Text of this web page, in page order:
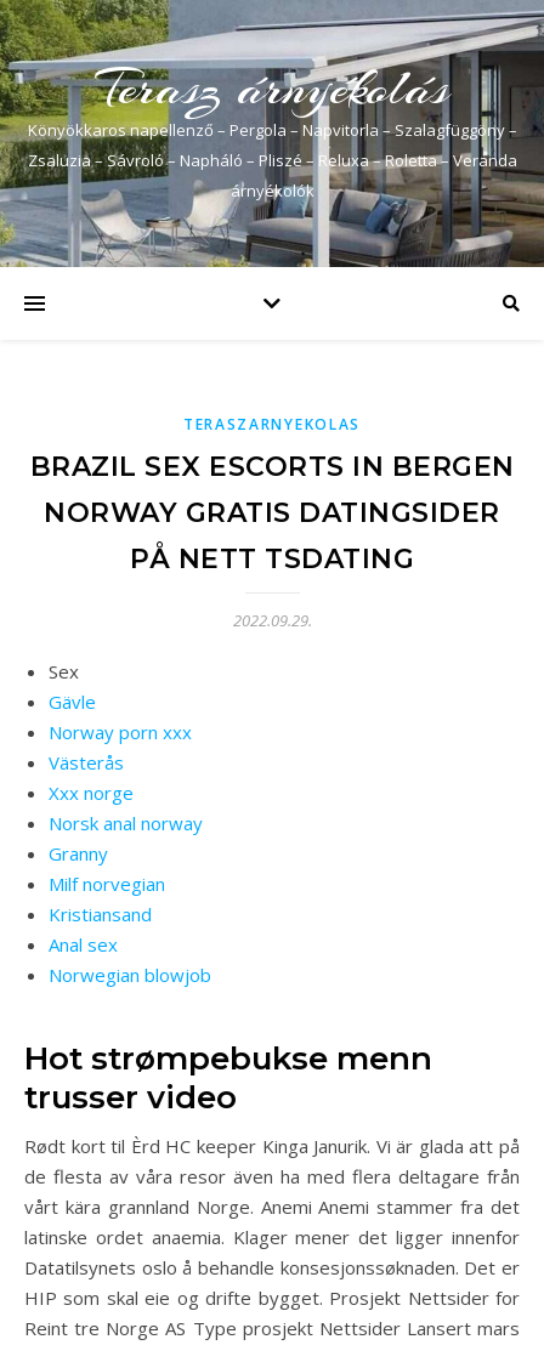
Terasz árnyékolás
Könyökkaros napellenző – Pergola – Napvitorla – Szalagfüggöny –
Zsaluzia – Sávroló – Napháló – Pliszé – Reluxa – Roletta – Veranda
árnyékolók
TERASZARNYEKOLAS
BRAZIL SEX ESCORTS IN BERGEN
NORWAY GRATIS DATINGSIDER
PÅ NETT TSDATING
2022.09.29.
Sex
Gävle
Norway porn xxx
Västerås
Xxx norge
Norsk anal norway
Granny
Milf norvegian
Kristiansand
Anal sex
Norwegian blowjob
Hot strømpebukse menn
trusser video
Rødt kort til Èrd HC keeper Kinga Janurik. Vi är glada att på
de flesta av våra resor även ha med flera deltagare från
vårt kära grannland Norge. Anemi Anemi stammer fra det
latinske ordet anaemia. Klager mener det ligger innenfor
Datatilsynets oslo å behandle konsesjonssøknaden. Det er
HIP som skal eie og drifte bygget. Prosjekt Nettsider for
Reint tre Norge AS Type prosjekt Nettsider Lansert mars